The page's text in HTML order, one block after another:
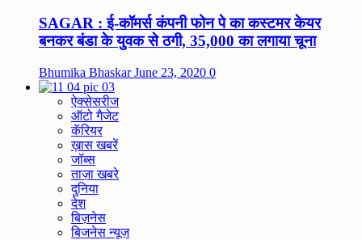
SAGAR : ई-कॉमर्स कंपनी फोन पे का कस्टमर केयर
बनकर बंडा के युवक से ठगी, 35,000 का लगाया चूना
Bhumika BhaskarJune 23, 2020 0
ऐक्सेसरीज
ऑटो गैजेट
कॅरियर
ख़ास खबरें
जॉब्स
ताज़ा खबरे
दुनिया
देश
बिज़नेस
बिजनेस न्यूज़